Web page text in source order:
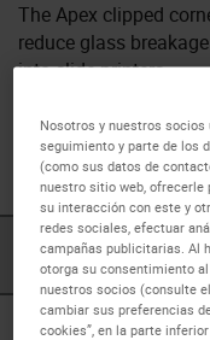
The Apex clipped
reduce glass
into slide printers.
These slides have
S Printer andSakura
PRODUCTOS
Nosotros y nuestros
seguimiento y parte de los
(como sus datos de
nuestro sitio web, ofrecerle
su interacción con este y
redes sociales, efectuar
campañas publicitarias. Al
otorga su consentimiento
nuestros socios (consulte
cambiar sus preferencias
cookies”, en la parte